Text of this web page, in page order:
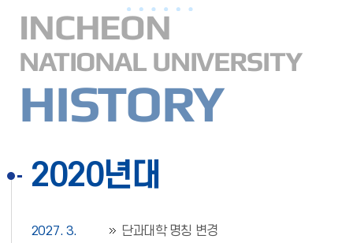
INCHEON
NATIONAL UNIVERSITY
HISTORY
2020년대
2027. 3. 단과대학 명칭 변경